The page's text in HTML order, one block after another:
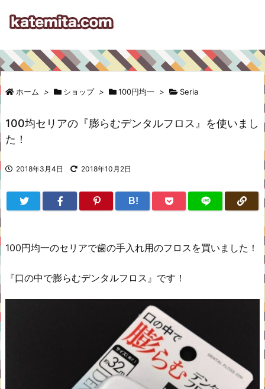
ホーム > ショップ > 100円均一 > Seria
100均セリアの『膨らむデンタルフロス』を使いまし
た！
2018年3月4日 2018年10月2日
B!
100円均一のセリアで歯の手入れ用のフロスを買いました！
『口の中で膨らむデンタルフロス』です！